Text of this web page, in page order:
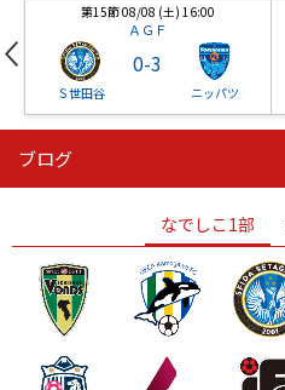
第15節 08/08 (土) 16:00
ＡＧＦ
Ｓ世田谷
0-3
ニッパツ
ニッパツ
ニッパツ 名古屋
ブログ
なでしこ1部